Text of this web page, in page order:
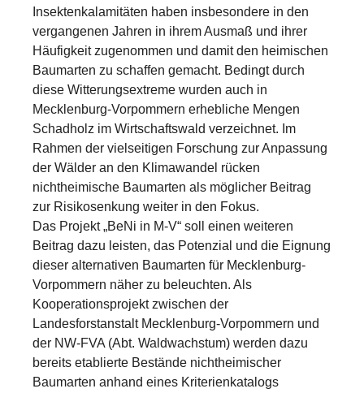
Insektenkalamitäten haben insbesondere in den
vergangenen Jahren in ihrem Ausmaß und ihrer
Häufigkeit zugenommen und damit den heimischen
Baumarten zu schaffen gemacht. Bedingt durch
diese Witterungsextreme wurden auch in
Mecklenburg-Vorpommern erhebliche Mengen
Schadholz im Wirtschaftswald verzeichnet. Im
Rahmen der vielseitigen Forschung zur Anpassung
der Wälder an den Klimawandel rücken
nichtheimische Baumarten als möglicher Beitrag
zur Risikosenkung weiter in den Fokus.
Das Projekt „BeNi in M-V“ soll einen weiteren
Beitrag dazu leisten, das Potenzial und die Eignung
dieser alternativen Baumarten für Mecklenburg-
Vorpommern näher zu beleuchten. Als
Kooperationsprojekt zwischen der
Landesforstanstalt Mecklenburg-Vorpommern und
der NW-FVA (Abt. Waldwachstum) werden dazu
bereits etablierte Bestände nichtheimischer
Baumarten anhand eines Kriterienkatalogs